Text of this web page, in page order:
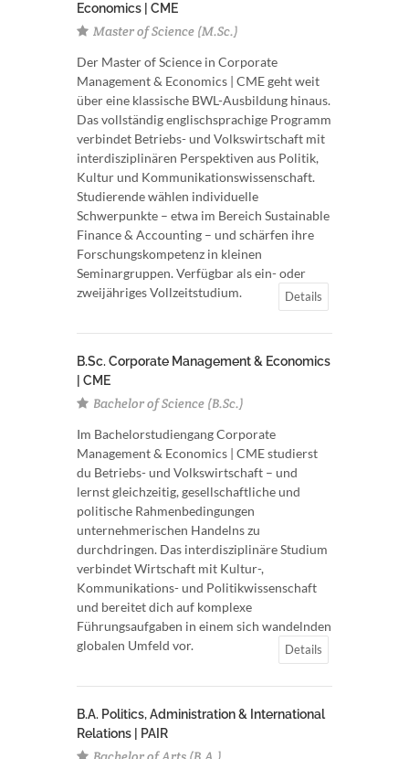
Economics | CME
Master of Science (M.Sc.)
Der Master of Science in Corporate
Management & Economics | CME geht weit
über eine klassische BWL-Ausbildung hinaus.
Das vollständig englischsprachige Programm
verbindet Betriebs- und Volkswirtschaft mit
interdisziplinären Perspektiven aus Politik,
Kultur und Kommunikationswissenschaft.
Studierende wählen individuelle
Schwerpunkte – etwa im Bereich Sustainable
Finance & Accounting – und schärfen ihre
Forschungskompetenz in kleinen
Seminargruppen. Verfügbar als ein- oder
zweijähriges Vollzeitstudium.
Details
B.Sc. Corporate Management & Economics
| CME
Bachelor of Science (B.Sc.)
Im Bachelorstudiengang Corporate
Management & Economics | CME studierst
du Betriebs- und Volkswirtschaft – und
lernst gleichzeitig, gesellschaftliche und
politische Rahmenbedingungen
unternehmerischen Handelns zu
durchdringen. Das interdisziplinäre Studium
verbindet Wirtschaft mit Kultur-,
Kommunikations- und Politikwissenschaft
und bereitet dich auf komplexe
Führungsaufgaben in einem sich wandelnden
globalen Umfeld vor.
Details
B.A. Politics, Administration & International
Relations | PAIR